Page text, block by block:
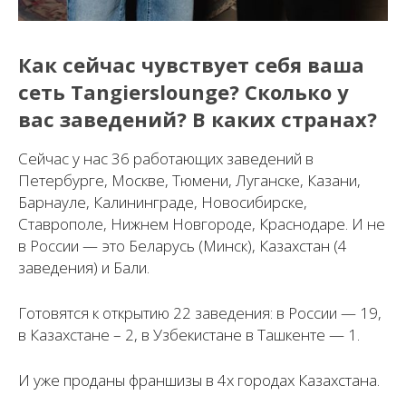
Как сейчас чувствует себя ваша
сеть Tangierslounge? Сколько у
вас заведений? В каких странах?
Сейчас у нас 36 работающих заведений в
Петербурге, Москве, Тюмени, Луганске, Казани,
Барнауле, Калининграде, Новосибирске,
Ставрополе, Нижнем Новгороде, Краснодаре. И не
в России — это Беларусь (Минск), Казахстан (4
заведения) и Бали.
Готовятся к открытию 22 заведения: в России — 19,
в Казахстане – 2, в Узбекистане в Ташкенте — 1.
И уже проданы франшизы в 4х городах Казахстана.